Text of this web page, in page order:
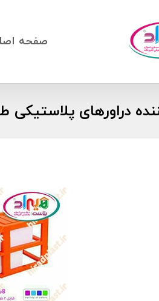
صفحه
دراورهای پلاستیکی